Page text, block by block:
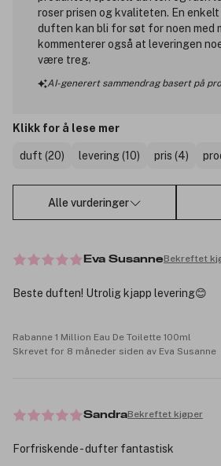
roser prisen og kvaliteten. En
duften kan bli for søt for noen med
kommenterer også at leveringen
være treg.
AI-generert sammendrag basert på
Klikk for å lese mer
duft (20) levering (10) pris (4)
Alle vurderinger
Eva SusanneBekreftet
Beste duften! Utrolig kjapp levering😊
Rabanne 1 Million Eau De Toilette 100ml
Skrevet for 8 måneder siden av Eva Susanne
SandraBekreftet kjøper
Forfriskende - dufter fantastisk